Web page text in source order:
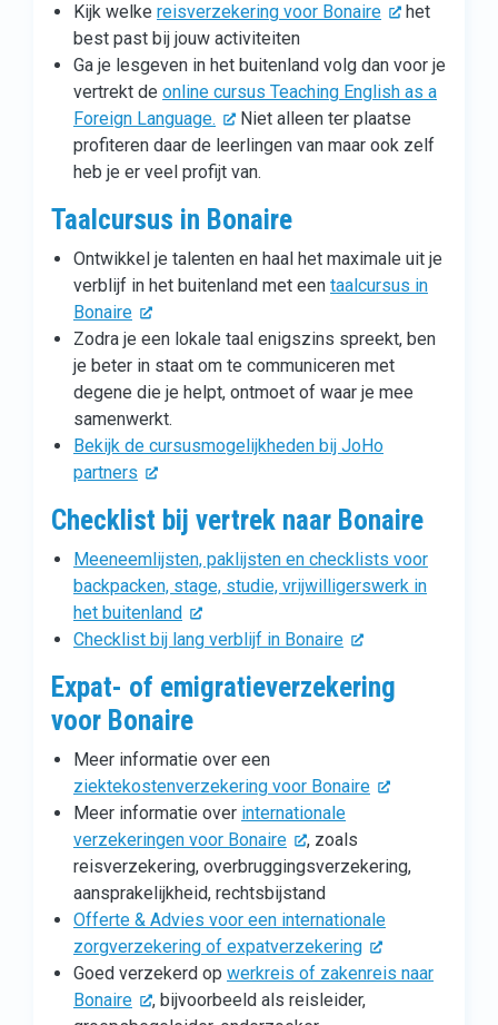
Kijk welke reisverzekering voor Bonaire
het
best past bij jouw activiteiten
Ga je lesgeven in het buitenland volg dan voor je
vertrekt de online cursus Teaching English as a
Foreign Language.
Niet alleen ter plaatse
profiteren daar de leerlingen van maar ook zelf
heb je er veel profijt van.
Taalcursus in Bonaire
Ontwikkel je talenten en haal het maximale uit je
verblijf in het buitenland met een taalcursus in
Bonaire
Zodra je een lokale taal enigszins spreekt, ben
je beter in staat om te communiceren met
degene die je helpt, ontmoet of waar je mee
samenwerkt.
Bekijk de cursusmogelijkheden bij JoHo
partners
Checklist bij vertrek naar Bonaire
Meeneemlijsten, paklijsten en checklists voor
backpacken, stage, studie, vrijwilligerswerk in
het buitenland
Checklist bij lang verblijf in Bonaire
Expat- of emigratieverzekering
voor Bonaire
Meer informatie over een
ziektekostenverzekering voor Bonaire
Meer informatie over internationale
verzekeringen voor Bonaire
, zoals
reisverzekering, overbruggingsverzekering,
aansprakelijkheid, rechtsbijstand
Offerte & Advies voor een internationale
zorgverzekering of expatverzekering
Goed verzekerd op werkreis of zakenreis naar
Bonaire
, bijvoorbeeld als reisleider,